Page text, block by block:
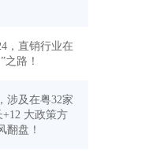
，直销行业在
之路！
涉及在粤32家
大政策方
翻盘！